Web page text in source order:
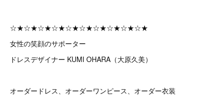
☆★☆★☆★☆★☆★☆★☆★☆★☆★☆★
女性の笑顔のサポーター
ドレスデザイナー KUMI OHARA（大原久美）
オーダードレス、オーダーワンピース、オーダー衣装